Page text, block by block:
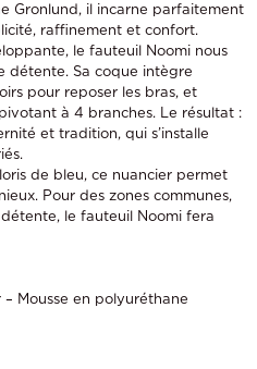
Gronlund, il incarne parfaitement
raffinement et confort.
le fauteuil Noomi nous
détente. Sa coque intègre
pour reposer les bras, et
à 4 branches. Le résultat :
et tradition, qui s’installe
de bleu, ce nuancier permet
Pour des zones communes,
le fauteuil Noomi fera
Mousse en polyuréthane